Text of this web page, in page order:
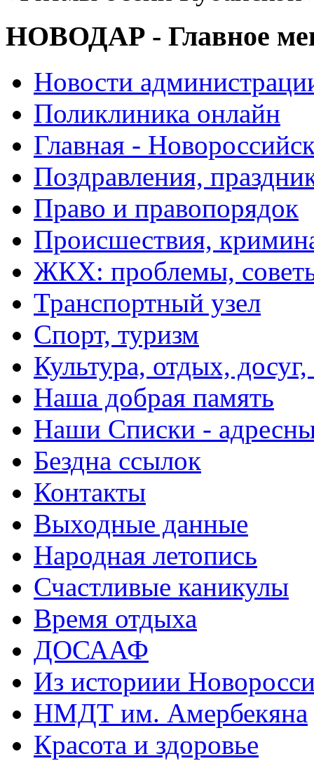
НОВОДАР - Главное
Новости
Поликлиника онлайн
Главная -
Поздравления,
Право и правопорядок
Происшествия,
ЖКХ: проблемы,
Транспортный узел
Спорт, туризм
Культура, отдых,
Наша добрая память
Наши Списки -
Бездна ссылок
Контакты
Выходные данные
Народная летопись
Счастливые каникулы
Время отдыха
ДОСААФ
Из историии
НМДТ им. Амербекяна
Красота и здоровье